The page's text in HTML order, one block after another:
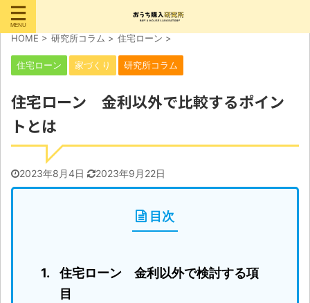
HOME > 研究所コラム > 住宅ローン >
住宅ローン 家づくり 研究所コラム
住宅ローン 金利以外で比較するポイン
トとは
2023年8月4日 2023年9月22日
目次
住宅ローン 金利以外で検討する項
目